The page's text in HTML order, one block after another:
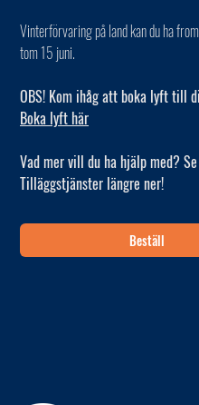
Vinterförvaring på land kan du ha
tom 15 juni.
OBS! Kom ihåg att boka lyft till
Boka lyft här
Vad mer vill du ha hjälp med?
Tilläggstjänster längre ner!
Beställ